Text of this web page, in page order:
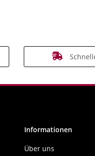
Informationen
Über uns